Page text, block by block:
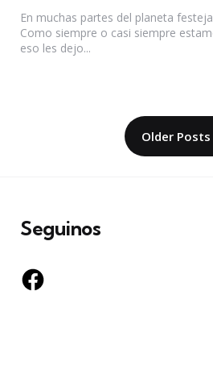
En muchas partes del planeta
Como siempre o casi siempre
eso les dejo...
Older Posts
Seguinos
Facebook